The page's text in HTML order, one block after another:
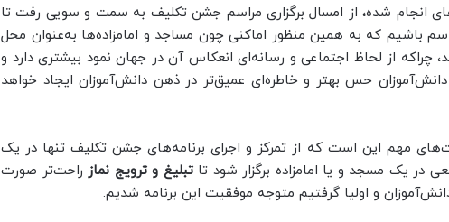
انجام شده، از امسال برگزاری مراسم جشن تکلیف به سمت و سویی رفت تا
باشیم که به همین منظور اماکنی چون مساجد و امامزاده‌ها به‌عنوان محل
چراکه از لحاظ اجتماعی و رسانه‌ای انعکاس آن در جهان نمود بیشتری دارد و
دانش‌آموزان حس بهتر و خاطره‌ای عمیق‌تر در ذهن دانش‌آموزان ایجاد خواهد
مهم این است که از تمرکز و اجرای برنامه‌های جشن تکلیف تنها در یک
در یک مسجد و یا امامزاده برگزار شود تا تبلیغ و ترویج نماز راحت‌تر صورت
و اولیا گرفتیم متوجه موفقیت این برنامه شدیم.